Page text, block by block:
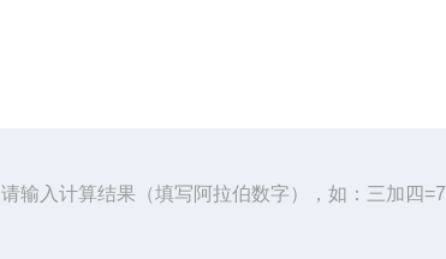
请输入计算结果（填写阿拉伯数字），如：三加四=7